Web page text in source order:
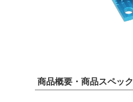
商品概要・商品スペック